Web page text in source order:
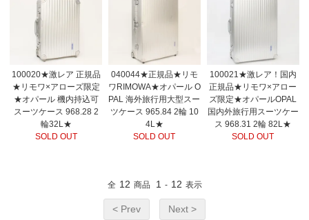
100020★激レア 正規品
★リモワ×アローズ限定
★オパール 機内持込可
スーツケース 968.28 2
輪32L★
SOLD OUT
040044★正規品★リモ
ワRIMOWA★オパール O
PAL 海外旅行用大型スー
ツケース 965.84 2輪 10
4L★
SOLD OUT
100021★激レア！国内
正規品★リモワ×アロー
ズ限定★オパールOPAL
国内外旅行用スーツケー
ス 968.31 2輪 82L★
SOLD OUT
全 12 商品 1 - 12 表示
< Prev Next >